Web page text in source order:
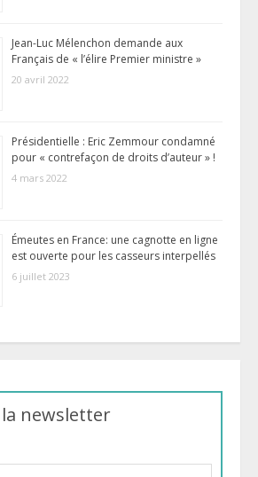
Jean-Luc Mélenchon demande aux
Français de « l’élire Premier ministre »
20 avril 2022
Présidentielle : Eric Zemmour condamné
pour « contrefaçon de droits d’auteur » !
4 mars 2022
Émeutes en France: une cagnotte en ligne
est ouverte pour les casseurs interpellés
6 juillet 2023
newsletter